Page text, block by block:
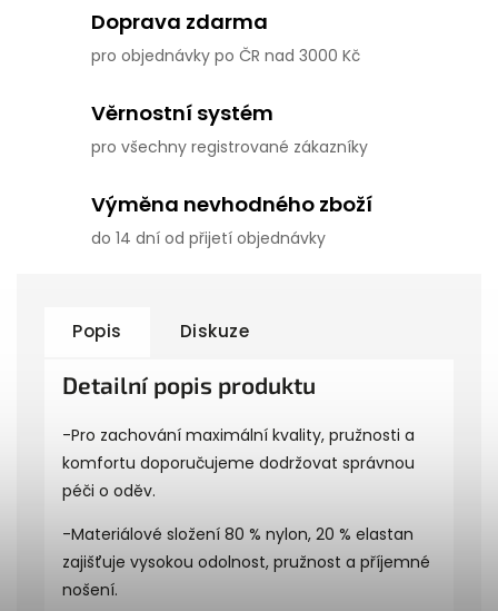
Doprava zdarma
pro objednávky po ČR nad 3000 Kč
Věrnostní systém
pro všechny registrované zákazníky
Výměna nevhodného zboží
do 14 dní od přijetí objednávky
Popis Diskuze
Detailní popis produktu
-Pro zachování maximální kvality, pružnosti a
komfortu doporučujeme dodržovat správnou
péči o oděv.
-Materiálové složení 80 % nylon, 20 % elastan
zajišťuje vysokou odolnost, pružnost a příjemné
nošení.